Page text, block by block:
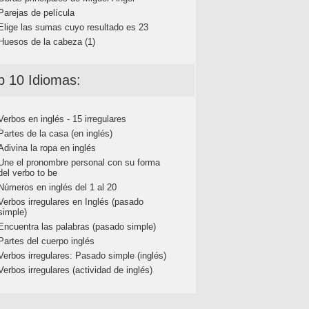
de película
las sumas cuyo resultado es 23
de la cabeza (1)
10 Idiomas:
en inglés - 15 irregulares
de la casa (en inglés)
la ropa en inglés
el pronombre personal con su forma
verbo to be
en inglés del 1 al 20
irregulares en Inglés (pasado
las palabras (pasado simple)
del cuerpo inglés
irregulares: Pasado simple (inglés)
irregulares (actividad de inglés)